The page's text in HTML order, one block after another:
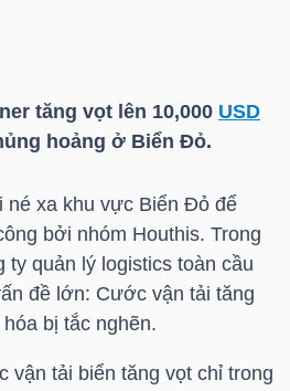
tăng vọt lên 10,000 USD
hoảng ở Biển Đỏ.
né xa khu vực Biển Đỏ để
bởi nhóm Houthis. Trong
ty quản lý logistics toàn cầu
đề lớn: Cước vận tải tăng
bị tắc nghẽn.
vận tải biển tăng vọt chỉ trong